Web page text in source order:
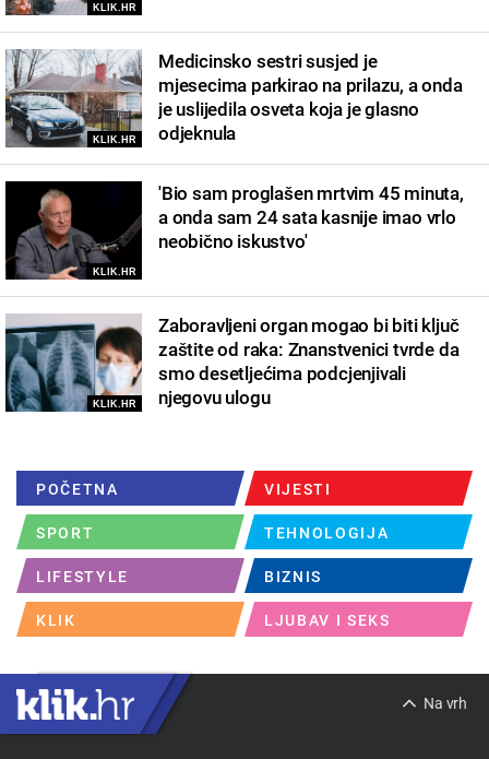
KLIK.HR
KLIK.HR
Medicinsko sestri susjed je
mjesecima parkirao na prilazu, a onda
je uslijedila osveta koja je glasno
odjeknula
KLIK.HR
'Bio sam proglašen mrtvim 45 minuta,
a onda sam 24 sata kasnije imao vrlo
neobično iskustvo'
KLIK.HR
Zaboravljeni organ mogao bi biti ključ
zaštite od raka: Znanstvenici tvrde da
smo desetljećima podcjenjivali
njegovu ulogu
POČETNA VIJESTI
SPORT TEHNOLOGIJA
LIFESTYLE BIZNIS
KLIK LJUBAV I SEKS
Na vrh